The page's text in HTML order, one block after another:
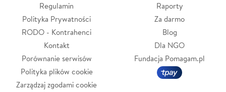
Regulamin
Polityka Prywatności
RODO - Kontrahenci
Kontakt
Porównanie serwisów
Polityka plików cookie
Zarządzaj zgodami cookie
Raporty
Za darmo
Blog
Dla NGO
Fundacja Pomagam.pl